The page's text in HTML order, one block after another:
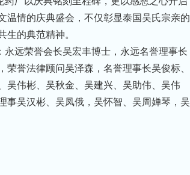
温情的庆典盛会，不仅彰显泰国吴氏宗亲的
生的典范精神。
远荣誉会长吴宏丰博士，永远名誉理事长
誉法律顾问吴泽森，名誉理事长吴俊标、
吴伟彬、吴秋金、吴建兴、吴助伟、吴伟
事吴汉彬、吴凤俄，吴怀智、吴周婵琴，吴